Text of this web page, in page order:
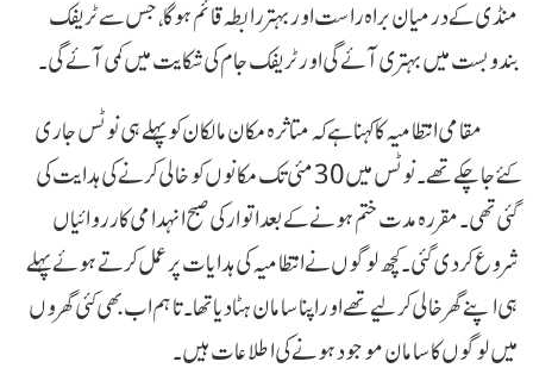
منڈی کے درمیان براہ راست اور بہتر رابطہ قائم ہوگا، جس سے ٹریفک
بندوبست میں بہتری آئے گی اور ٹریفک جام کی شکایت میں کمی آئے گی۔
مقامی انتظامیہ کا کہنا ہے کہ متاثرہ مکان مالکان کو پہلے ہی نوٹس جاری
کئے جا چکے تھے۔ نوٹس میں 30 مئی تک مکانوں کو خالی کرنے کی ہدایت کی
گئی تھی۔ مقررہ مدت ختم ہونے کے بعد اتوار کی صبح انہدامی کارروائیاں
شروع کردی گئی۔ کچھ لوگوں نے انتظامیہ کی ہدایات پر عمل کرتے ہوئے پہلے
ہی اپنے گھر خالی کر لیے تھے اور اپنا سامان ہٹا دیا تھا۔ تاہم اب بھی کئی گھروں
میں لوگوں کا سامان موجود ہونے کی اطلاعات ہیں۔